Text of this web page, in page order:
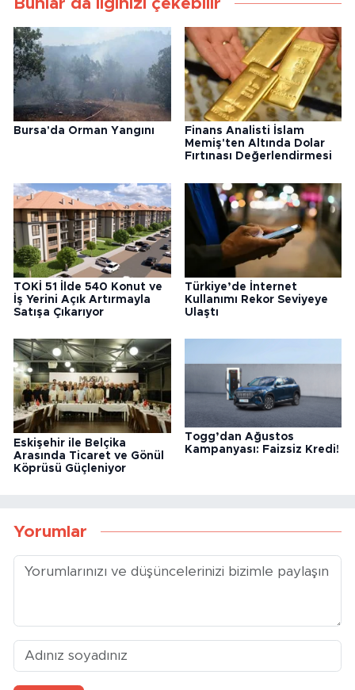
Bunlar da ilginizi çekebilir
Bursa'da Orman Yangını
Finans Analisti İslam
Memiş'ten Altında Dolar
Fırtınası Değerlendirmesi
TOKİ 51 İlde 540 Konut ve
İş Yerini Açık Artırmayla
Satışa Çıkarıyor
Türkiye’de İnternet
Kullanımı Rekor Seviyeye
Ulaştı
Eskişehir ile Belçika
Arasında Ticaret ve Gönül
Köprüsü Güçleniyor
Togg’dan Ağustos
Kampanyası: Faizsiz Kredi!
Yorumlar